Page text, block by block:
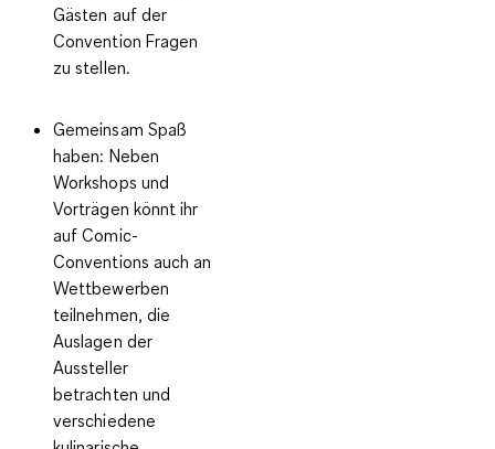
Gästen auf der
Convention Fragen
zu stellen.
Gemeinsam Spaß
haben: Neben
Workshops und
Vorträgen könnt ihr
auf Comic-
Conventions auch an
Wettbewerben
teilnehmen, die
Auslagen der
Aussteller
betrachten und
verschiedene